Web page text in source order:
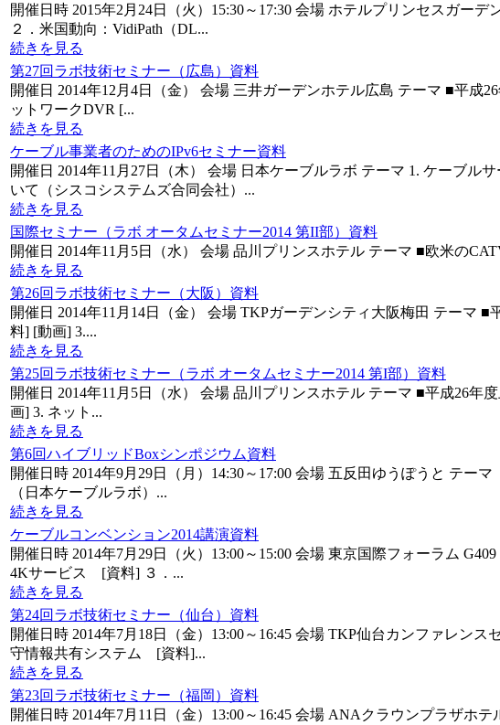
開催日時 2015年2月24日（火）15:30～17:30 会場 ホテルプリンセスガー
２．米国動向：VidiPath（DL...
続きを見る
第27回ラボ技術セミナー（広島）資料
開催日 2014年12月4日（金） 会場 三井ガーデンホテル広島 テーマ ■平
ットワークDVR [...
続きを見る
ケーブル事業者のためのIPv6セミナー資料
開催日 2014年11月27日（木） 会場 日本ケーブルラボ テーマ 1. ケーブ
いて（シスコシステムズ合同会社）...
続きを見る
国際セミナー（ラボ オータムセミナー2014 第II部）資料
開催日 2014年11月5日（水） 会場 品川プリンスホテル テーマ ■欧米の
続きを見る
第26回ラボ技術セミナー（大阪）資料
開催日 2014年11月14日（金） 会場 TKPガーデンシティ大阪梅田 テーマ
料] [動画] 3....
続きを見る
第25回ラボ技術セミナー（ラボ オータムセミナー2014 第I部）資料
開催日 2014年11月5日（水） 会場 品川プリンスホテル テーマ ■平成26
画] 3. ネット...
続きを見る
第6回ハイブリッドBoxシンポジウム資料
開催日時 2014年9月29日（月）14:30～17:00 会場 五反田ゆうぽうと テー
（日本ケーブルラボ）...
続きを見る
ケーブルコンベンション2014講演資料
開催日時 2014年7月29日（火）13:00～15:00 会場 東京国際フォーラム
4Kサービス [資料] ３．...
続きを見る
第24回ラボ技術セミナー（仙台）資料
開催日時 2014年7月18日（金）13:00～16:45 会場 TKP仙台カンファレ
守情報共有システム [資料]...
続きを見る
第23回ラボ技術セミナー（福岡）資料
開催日時 2014年7月11日（金）13:00～16:45 会場 ANAクラウンプラザ